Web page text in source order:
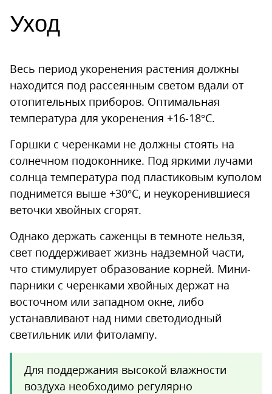
Уход
Весь период укоренения растения должны
находится под рассеянным светом вдали от
отопительных приборов. Оптимальная
температура для укоренения +16-18°С.
Горшки с черенками не должны стоять на
солнечном подоконнике. Под яркими лучами
солнца температура под пластиковым куполом
поднимется выше +30°С, и неукоренившиеся
веточки хвойных сгорят.
Однако держать саженцы в темноте нельзя,
свет поддерживает жизнь надземной части,
что стимулирует образование корней. Мини-
парники с черенками хвойных держат на
восточном или западном окне, либо
устанавливают над ними светодиодный
светильник или фитолампу.
Для поддержания высокой влажности
воздуха необходимо регулярно